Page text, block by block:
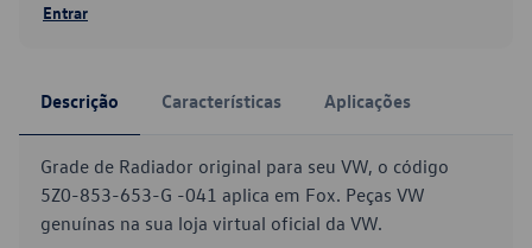
Entrar
Descrição Características Aplicações
Grade de Radiador original para seu VW, o código
5Z0-853-653-G -041 aplica em Fox. Peças VW
genuínas na sua loja virtual oficial da VW.